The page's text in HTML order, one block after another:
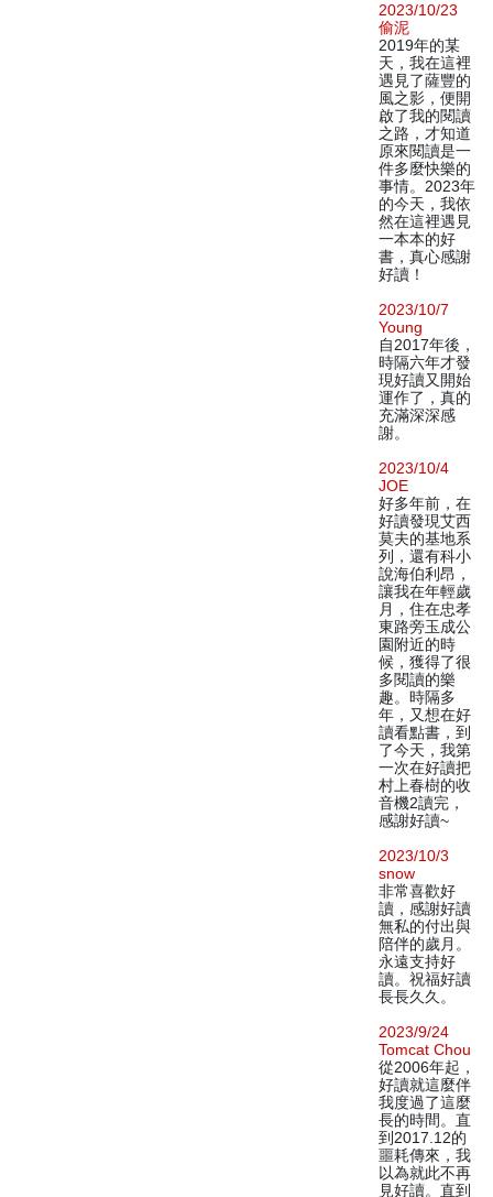
2023/10/23
偷泥
2019年的某
天，我在這裡
遇見了薩豐的
風之影，便開
啟了我的閱讀
之路，才知道
原來閱讀是一
件多麼快樂的
事情。2023年
的今天，我依
然在這裡遇見
一本本的好
書，真心感謝
好讀！
2023/10/7
Young
自2017年後，
時隔六年才發
現好讀又開始
運作了，真的
充滿深深感
謝。
2023/10/4
JOE
好多年前，在
好讀發現艾西
莫夫的基地系
列，還有科小
說海伯利昂，
讓我在年輕歲
月，住在忠孝
東路旁玉成公
園附近的時
候，獲得了很
多閱讀的樂
趣。時隔多
年，又想在好
讀看點書，到
了今天，我第
一次在好讀把
村上春樹的收
音機2讀完，
感謝好讀~
2023/10/3
snow
非常喜歡好
讀，感謝好讀
無私的付出與
陪伴的歲月。
永遠支持好
讀。祝福好讀
長長久久。
2023/9/24
Tomcat Chou
從2006年起，
好讀就這麼伴
我度過了這麼
長的時間。直
到2017.12的
噩耗傳來，我
以為就此不再
見好讀。直到